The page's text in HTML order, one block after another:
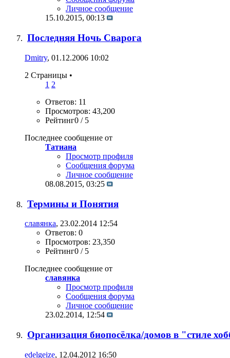
Личное сообщение
15.10.2015, 00:13
Последняя Ночь Сварога
Dmitry, 01.12.2006 10:02
2 Страницы •
1 2
Ответов: 11
Просмотров: 43,200
Рейтинг0 / 5
Последнее сообщение от
Татиана
Просмотр профиля
Сообщения форума
Личное сообщение
08.08.2015, 03:25
Термины и Понятия
славянка, 23.02.2014 12:54
Ответов: 0
Просмотров: 23,350
Рейтинг0 / 5
Последнее сообщение от
славянка
Просмотр профиля
Сообщения форума
Личное сообщение
23.02.2014, 12:54
Организация биопосёлка/домов в "стиле
edelgeize, 12.04.2012 16:50